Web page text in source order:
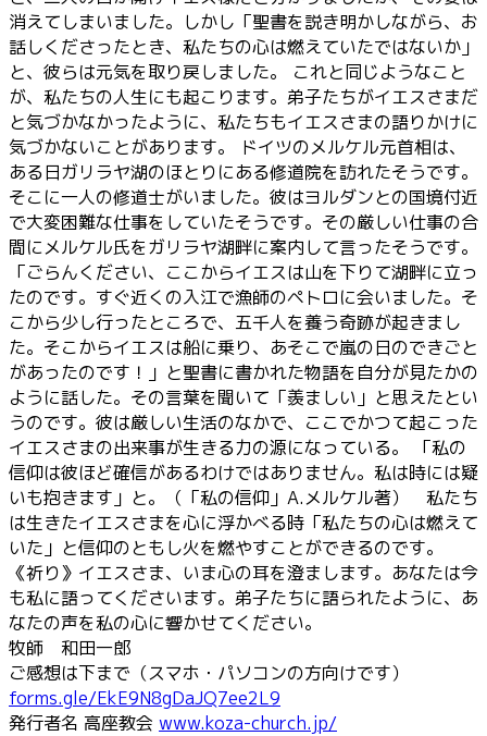
消えてしまいました。しかし「聖書を説き明かしながら、お
話しくださったとき、私たちの心は燃えていたではないか」
と、彼らは元気を取り戻しました。 これと同じようなこと
が、私たちの人生にも起こります。弟子たちがイエスさまだ
と気づかなかったように、私たちもイエスさまの語りかけに
気づかないことがあります。 ドイツのメルケル元首相は、
ある日ガリラヤ湖のほとりにある修道院を訪れたそうです。
そこに一人の修道士がいました。彼はヨルダンとの国境付近
で大変困難な仕事をしていたそうです。その厳しい仕事の合
間にメルケル氏をガリラヤ湖畔に案内して言ったそうです。
「ごらんください、ここからイエスは山を下りて湖畔に立っ
たのです。すぐ近くの入江で漁師のペトロに会いました。そ
こから少し行ったところで、五千人を養う奇跡が起きまし
た。そこからイエスは船に乗り、あそこで嵐の日のできごと
があったのです！」と聖書に書かれた物語を自分が見たかの
ように話した。その言葉を聞いて「羨ましい」と思えたとい
うのです。彼は厳しい生活のなかで、ここでかつて起こった
イエスさまの出来事が生きる力の源になっている。 「私の
信仰は彼ほど確信があるわけではありません。私は時には疑
いも抱きます」と。（「私の信仰」A.メルケル著） 私たち
は生きたイエスさまを心に浮かべる時「私たちの心は燃えて
いた」と信仰のともし火を燃やすことができるのです。
《祈り》イエスさま、いま心の耳を澄まします。あなたは今
も私に語ってくださいます。弟子たちに語られたように、あ
なたの声を私の心に響かせてください。
牧師 和田一郎
ご感想は下まで（スマホ・パソコンの方向けです）
forms.gle/EkE9N8gDaJQ7ee2L9
発行者名 高座教会 www.koza-church.jp/